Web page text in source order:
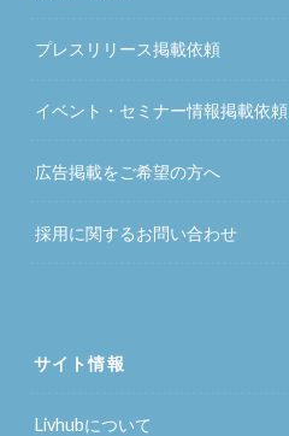
プレスリリース掲載依頼
イベント・セミナー情報掲載依頼
広告掲載をご希望の方へ
採用に関するお問い合わせ
サイト情報
Livhubについて